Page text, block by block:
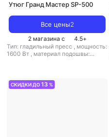
Утюг Гранд Мастер SP-500
Все цены2
2 магазина с 4.5+
Тип: гладильный пресс , мощность:
1600 Вт , материал подошвы:
СКИДКИ ДО13 %